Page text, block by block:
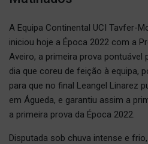
A Equipa Continental UCI Tavfer-
iniciou hoje a Época 2022 com a
Aveiro, a primeira prova pontuável
dia que coreu de feição à equipa,
para que no final Leangel Linarez
em Águeda, e garantiu assim a
a primeira prova da Época 2022.
Disputada sob chuva intense e